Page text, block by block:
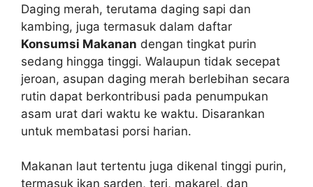
Daging merah, terutama daging sapi dan
kambing, juga termasuk dalam daftar
Konsumsi Makanan dengan tingkat purin
sedang hingga tinggi. Walaupun tidak secepat
jeroan, asupan daging merah berlebihan secara
rutin dapat berkontribusi pada penumpukan
asam urat dari waktu ke waktu. Disarankan
untuk membatasi porsi harian.
Makanan laut tertentu juga dikenal tinggi purin,
termasuk ikan sarden, teri, makarel, dan